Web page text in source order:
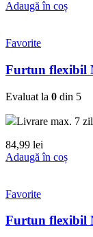
Adaugă în coș
Favorite
Furtun flexibil
Evaluat la 0 din 5
Livrare max. 7
84,99 lei
Adaugă în coș
Favorite
Furtun flexibil